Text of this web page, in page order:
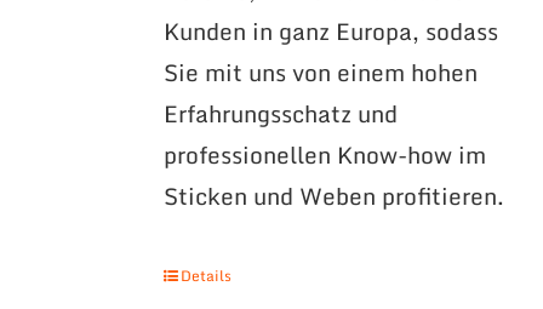
Kunden in ganz Europa, sodass
Sie mit uns von einem hohen
Erfahrungsschatz und
professionellen Know-how im
Sticken und Weben profitieren.
Details